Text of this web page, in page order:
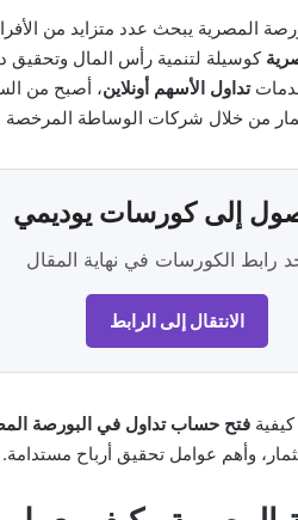
المصرية يبحث عدد متزايد من
كوسيلة لتنمية رأس المال
تداول الأسهم أونلاين، أصبح من
من خلال شركات الوساطة
إلى كورسات يوديمي
رابط الكورسات في نهاية المقال
الانتقال إلى الرابط
فتح حساب تداول في البورصة
وأهم عوامل تحقيق أرباح مستدامة.